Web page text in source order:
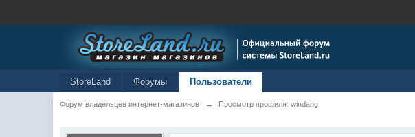
StoreLand Форумы Пользователи
Форум владельцев интернет-магазинов → Просмотр профиля: windang